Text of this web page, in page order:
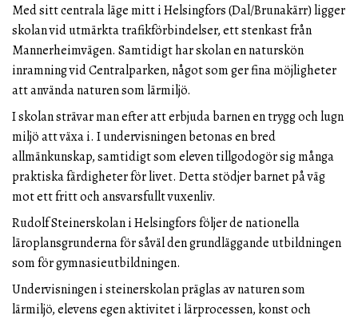
Med sitt centrala läge mitt i Helsingfors (Dal/Brunakärr) ligger
skolan vid utmärkta trafikförbindelser, ett stenkast från
Mannerheimvägen. Samtidigt har skolan en naturskön
inramning vid Centralparken, något som ger fina möjligheter
att använda naturen som lärmiljö.
I skolan strävar man efter att erbjuda barnen en trygg och lugn
miljö att växa i. I undervisningen betonas en bred
allmänkunskap, samtidigt som eleven tillgodogör sig många
praktiska färdigheter för livet. Detta stödjer barnet på väg
mot ett fritt och ansvarsfullt vuxenliv.
Rudolf Steinerskolan i Helsingfors följer de nationella
läroplansgrunderna för såväl den grundläggande utbildningen
som för gymnasieutbildningen.
Undervisningen i steinerskolan präglas av naturen som
lärmiljö, elevens egen aktivitet i lärprocessen, konst och